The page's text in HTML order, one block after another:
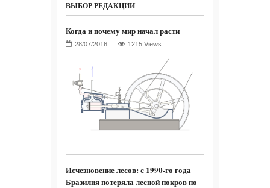
ВЫБОР РЕДАКЦИИ
Когда и почему мир начал расти
1215 Views
Исчезновение лесов: с 1990-го года
Бразилия потеряла лесной покров по